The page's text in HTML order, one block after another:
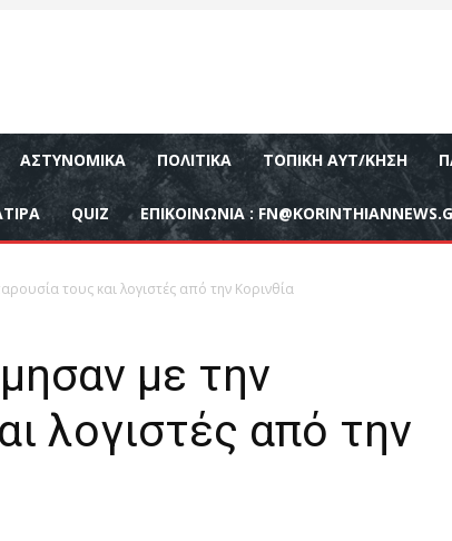
ΑΣΤΥΝΟΜΙΚΆ ΠΟΛΙΤΙΚΆ ΤΟΠΙΚΉ ΑΥΤ/ΚΗΣΗ
QUIZ ΕΠΙΚΟΙΝΩΝΊΑ :
τους και λογιστές από την Κορινθία
με την
λογιστές από την